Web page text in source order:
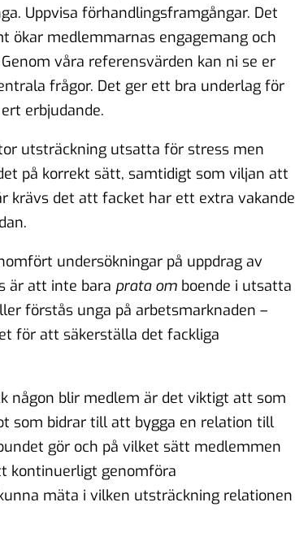
Uppvisa förhandlingsframgångar. Det
ökar medlemmarnas engagemang och
våra referensvärden kan ni se er
frågor. Det ger ett bra underlag för
erbjudande.
utsträckning utsatta för stress men
på korrekt sätt, samtidigt som viljan att
krävs det att facket har ett extra vakande
undersökningar på uppdrag av
är att inte bara prata om boende i utsatta
förstås unga på arbetsmarknaden –
för att säkerställa det fackliga
någon blir medlem är det viktigt att som
som bidrar till att bygga en relation till
gör och på vilket sätt medlemmen
kontinuerligt genomföra
mäta i vilken utsträckning relationen